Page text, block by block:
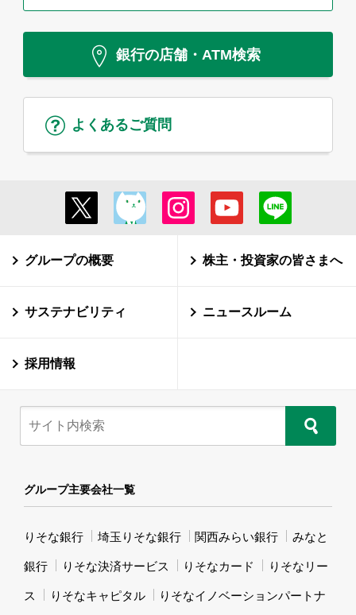
銀行の店舗・ATM検索
よくあるご質問
グループの概要 株主・投資家の皆さまへ
サステナビリティ ニュースルーム
採用情報
グループ主要会社一覧
りそな銀行 埼玉りそな銀行 関西みらい銀行 みなと
銀行 りそな決済サービス りそなカード りそなリー
ス りそなキャピタル りそなイノベーションパートナ